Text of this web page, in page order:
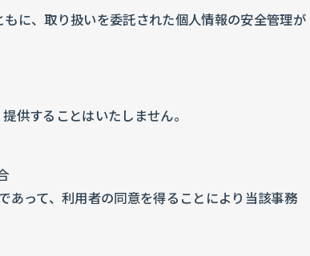
に、取り扱いを委託された個人情報の安全管理が
供することはいたしません。
って、利用者の同意を得ることにより当該事務